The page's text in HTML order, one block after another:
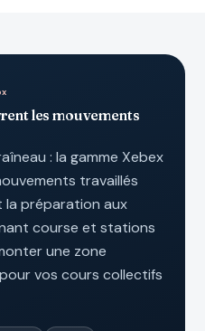
les mouvements
: la gamme Xebex
travaillés
préparation aux
course et stations
une zone
vos cours collectifs